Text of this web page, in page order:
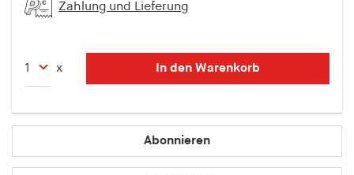
Zahlung und Lieferung
x In den Warenkorb
Abonnieren
fonts_loaded
Cookie Laufzeit: